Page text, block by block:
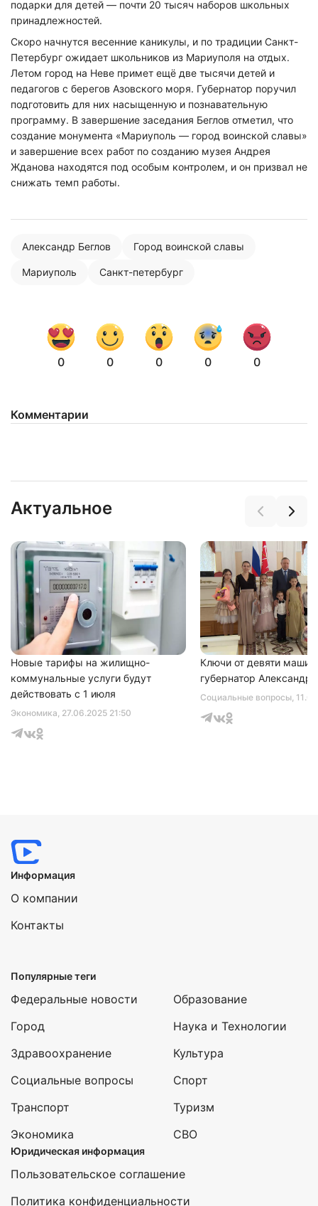
подарки для детей — почти 20 тысяч наборов школьных
принадлежностей.
Скоро начнутся весенние каникулы, и по традиции Санкт-
Петербург ожидает школьников из Мариуполя на отдых.
Летом город на Неве примет ещё две тысячи детей и
педагогов с берегов Азовского моря. Губернатор поручил
подготовить для них насыщенную и познавательную
программу. В завершение заседания Беглов отметил, что
создание монумента «Мариуполь — город воинской славы»
и завершение всех работ по созданию музея Андрея
Жданова находятся под особым контролем, и он призвал не
снижать темп работы.
Александр Беглов Город воинской славы
Мариуполь Санкт-петербург
0 0 0 0 0
Комментарии
Актуальное
Экономика, 27.06.2025 21:50
Новые тарифы на жилищно-
коммунальные услуги будут
действовать с 1 июля
Социальные вопросы,
Ключи от девяти машин
губернатор Александр
Нажимая на кнопку "Отправить" вы
соглашаетесь с
политикой конфиденциальности
Информация
О компании
Контакты
Популярные теги
Федеральные новости
Город
Здравоохранение
Социальные вопросы
Транспорт
Экономика
Образование
Наука и Технологии
Культура
Спорт
Туризм
СВО
Юридическая информация
Пользовательское соглашение
Политика конфиденциальности